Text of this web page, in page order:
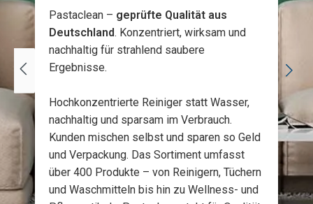
Pastaclean – geprüfte Qualität aus
Deutschland. Konzentriert, wirksam und
nachhaltig für strahlend saubere
Ergebnisse.
Hochkonzentrierte Reiniger statt Wasser,
nachhaltig und sparsam im Verbrauch.
Kunden mischen selbst und sparen so Geld
und Verpackung. Das Sortiment umfasst
über 400 Produkte – von Reinigern, Tüchern
und Waschmitteln bis hin zu Wellness- und